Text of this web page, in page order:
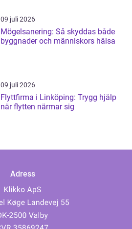
09 juli 2026
Mögelsanering: Så skyddas både
byggnader och människors hälsa
09 juli 2026
Flyttfirma i Linköping: Trygg hjälp
när flytten närmar sig
Adress